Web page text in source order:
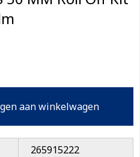
aan winkelwagen
265915222